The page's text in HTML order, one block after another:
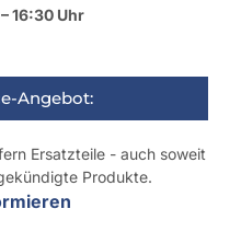
16:30 Uhr
Angebot:
Ersatzteile - auch soweit
Produkte.